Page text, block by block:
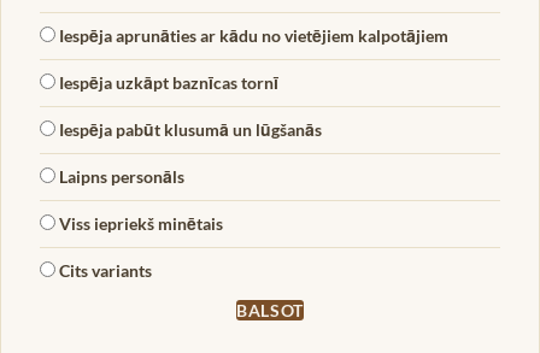
Iespēja aprunāties ar kādu no vietējiem kalpotājiem
Iespēja uzkāpt baznīcas tornī
Iespēja pabūt klusumā un lūgšanās
Laipns personāls
Viss iepriekš minētais
Cits variants